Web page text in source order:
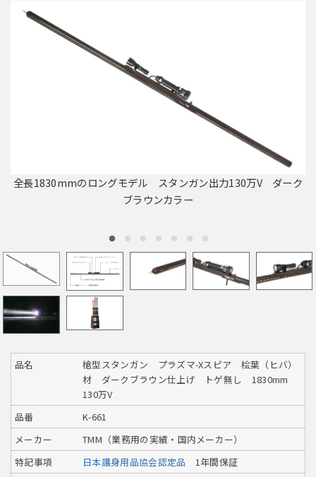
全長1830mmのロングモデル スタンガン出力130万V ダーク
ブラウンカラー
品名
槍型スタンガン プラズマ-Xスピア 桧葉（ヒバ）
材 ダークブラウン仕上げ トゲ無し 1830mm
130万V
品番
K-661
メーカー
TMM（業務用の実績・国内メーカー）
特記事項
日本護身用品協会認定品 1年間保証